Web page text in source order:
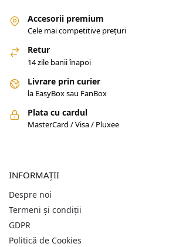
Accesorii premium
Cele mai competitive prețuri
Retur
14 zile banii înapoi
Livrare prin curier
la EasyBox sau FanBox
Plata cu cardul
MasterCard / Visa / Pluxee
INFORMAȚII
Despre noi
Termeni și condiții
GDPR
Politică de Cookies